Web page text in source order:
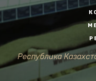
Республика